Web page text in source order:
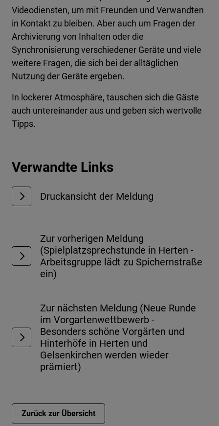
Videodiensten, um mit Freunden und Verwandten
in Kontakt zu bleiben. Aber auch um Fragen der
Archivierung von Inhalten oder die
Synchronisierung verschiedener Geräte und viele
weitere Fragen, die sich bei der alltäglichen
Nutzung der Geräte ergeben.
In lockerer Atmosphäre, tauschen sich die Gäste
auch untereinander aus und geben sich wertvolle
Tipps.
Verwandte Links
Druckansicht der Meldung
Zur vorherigen Meldung
(Spielplatzsprechstunde in Herten -
Arbeitsgruppe lädt zu Spichernstraße
ein)
Zur nächsten Meldung (Neue Runde
im Vorgartenwettbewerb -
Besonders schöne Vorgärten und
Hinterhöfe in Herten und
Gelsenkirchen werden wieder
prämiert)
Zurück zur Übersicht